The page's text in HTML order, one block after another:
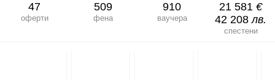
47
оферти
509
фена
910
ваучера
21 581 €
42 208лв.
спестени